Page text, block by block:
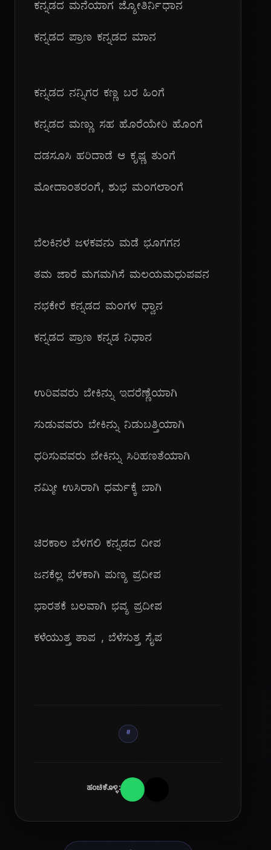
ಕನ್ನಡದ ಮನೆಯಾಗ ಜ್ಯೋತಿರ್ನಿಧಾನ
ಕನ್ನಡದ ಪ್ರಾಣ ಕನ್ನಡದ ಮಾನ
ಕನ್ನಡದ ನನ್ನಿಗರ ಕಣ್ಣ ಬರ ಹಿಂಗೆ
ಕನ್ನಡದ ಮಣ್ಣು ಸಹ ಹೊರೆಯೇರಿ ಹೊಂಗೆ
ದಡಸೂಸಿ ಹರಿದಾಡೆ ಆ ಕೃಷ್ಣ ತುಂಗೆ
ಮೋದಾಂತರಂಗೆ, ಶುಭ ಮಂಗಲಾಂಗೆ
ಬೆಲಕಿನಲೆ ಜಳಕವನು ಮಡೆ ಭೂಗಗನ
ತಮ ಜಾರೆ ಮಗಮಗಿಸೆ ಮಲಯಮಧುಪವನ
ನಭಕೇರೆ ಕನ್ನಡದ ಮಂಗಳ ಧ್ವಾನ
ಕನ್ನಡದ ಪ್ರಾಣ ಕನ್ನಡ ನಿಧಾನ
ಉರಿವವರು ಬೇಕಿನ್ನು ಇದರೆಣ್ಣೆಯಾಗಿ
ಸುಡುವವರು ಬೇಕಿನ್ನು ನಿಡುಬತ್ತಿಯಾಗಿ
ಧರಿಸುವವರು ಬೇಕಿನ್ನು ಸಿರಿಹಣತೆಯಾಗಿ
ನಮ್ಮೀ ಉಸಿರಾಗಿ ಧರ್ಮಕ್ಕೆ ಬಾಗಿ
ಚಿರಕಾಲ ಬೆಳಗಲಿ ಕನ್ನಡದ ದೀಪ
ಜನಕೆಲ್ಲ ಬೆಳಕಾಗಿ ಪುಣ್ಯ ಪ್ರದೀಪ
ಭಾರತಕೆ ಬಲವಾಗಿ ಭವ್ಯ ಪ್ರದೀಪ
ಕಳೆಯುತ್ತ ತಾಪ , ಬೆಳೆಸುತ್ತ ಸೈಪ
#
ಹಂಚಿಕೊಳ್ಳಿ: